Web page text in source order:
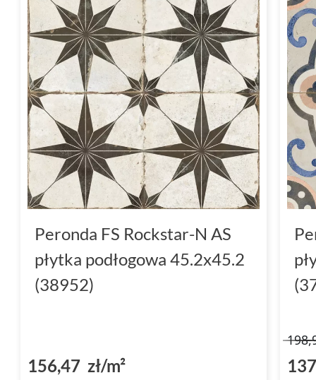
Peronda FS Rockstar-N AS
płytka podłogowa 45.2x45.2
(38952)
156,47 zł/m²